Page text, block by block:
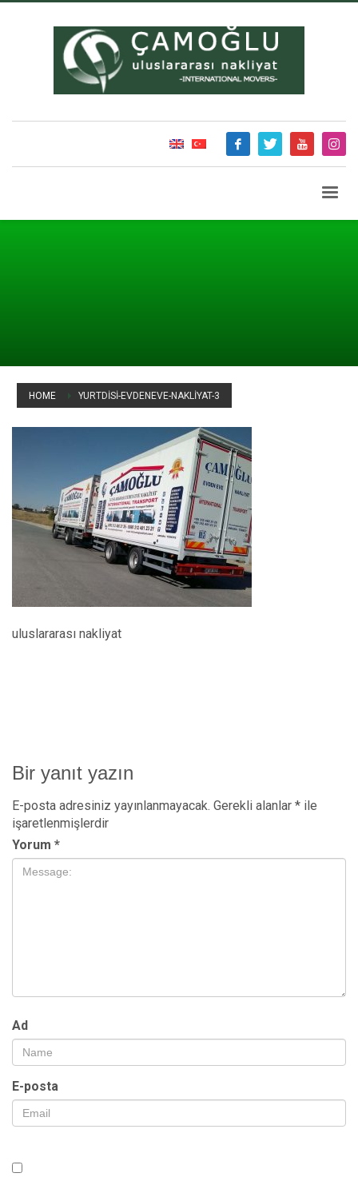
HOME YURTDISI-EVDENEVE-NAKLIYAT-3
yurtdisi-evdeneve-nakliyat-3
uluslararası nakliyat
Bir yanıt yazın
E-posta adresiniz yayınlanmayacak. Gerekli alanlar * ile
işaretlenmişlerdir
Yorum *
Ad
E-posta